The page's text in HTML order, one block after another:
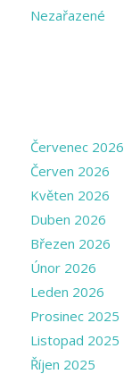
Nezařazené
Červenec 2026
Červen 2026
Květen 2026
Duben 2026
Březen 2026
Únor 2026
Leden 2026
Prosinec 2025
Listopad 2025
Říjen 2025